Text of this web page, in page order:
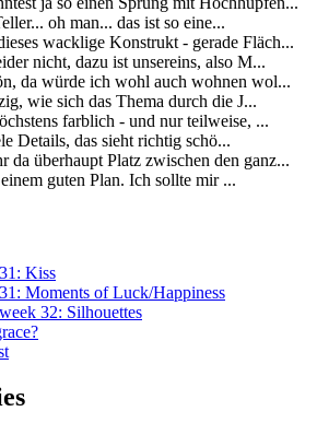
oh man... das ist so eine...
wacklige Konstrukt - gerade Fläch...
nicht, dazu ist unsereins, also M...
da würde ich wohl auch wohnen wol...
wie sich das Thema durch die J...
farblich - und nur teilweise, ...
Details, das sieht richtig schö...
da überhaupt Platz zwischen den ganz...
guten Plan. Ich sollte mir ...
Kiss
Moments of Luck/Happiness
32: Silhouettes